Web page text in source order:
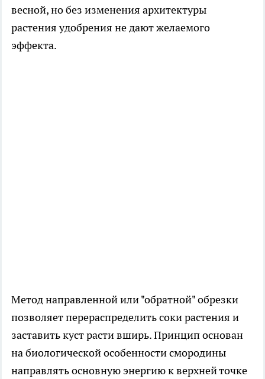
весной, но без изменения архитектуры
растения удобрения не дают желаемого
эффекта.
Метод направленной или "обратной" обрезки
позволяет перераспределить соки растения и
заставить куст расти вширь. Принцип основан
на биологической особенности смородины
направлять основную энергию к верхней точке